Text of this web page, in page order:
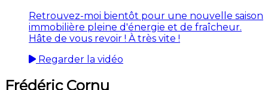
Retrouvez-moi bientôt pour une nouvelle saison
immobilière pleine d'énergie et de fraîcheur.
Hâte de vous revoir ! À très vite !
Regarder la vidéo
Frédéric Cornu